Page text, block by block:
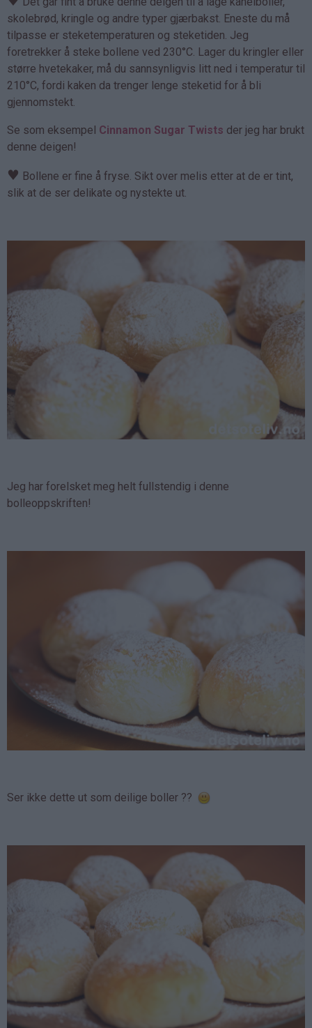
skolebrød, kringle og andre typer gjærbakst. Eneste du må
tilpasse er steketemperaturen og steketiden. Jeg
foretrekker å steke bollene ved 230°C. Lager du kringler eller
større hvetekaker, må du sannsynligvis litt ned i temperatur til
210°C, fordi kaken da trenger lenge steketid for å bli
gjennomstekt.
Se som eksempel Cinnamon Sugar Twists der jeg har brukt
denne deigen!
♥ Bollene er fine å fryse. Sikt over melis etter at de er tint,
slik at de ser delikate og nystekte ut.
Jeg har forelsket meg helt fullstendig i denne
bolleoppskriften!
Ser ikke dette ut som deilige boller ??